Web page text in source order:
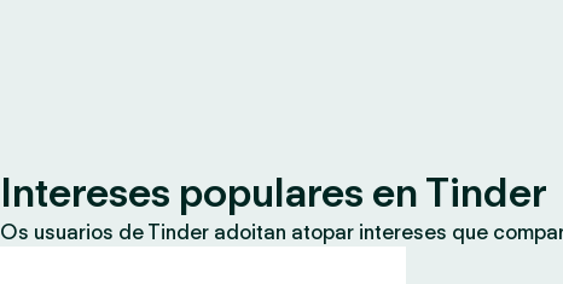
Intereses populares en Tinder
Os usuarios de Tinder adoitan atopar intereses que